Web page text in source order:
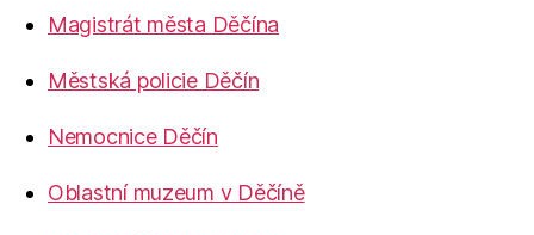
Magistrát města Děčína
Městská policie Děčín
Nemocnice Děčín
Oblastní muzeum v Děčíně